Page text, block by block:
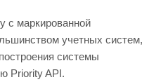
с маркированной
учетных систем,
системы
Priority API.